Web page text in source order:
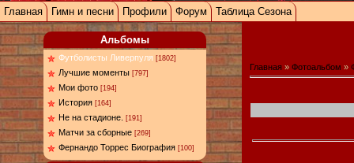
Главная Гимн и песни Профили Форум Таблица Сезона
Альбомы
Футболисты Ливерпуля [1802]
Лучшие моменты [797]
Мои фото [194]
История [164]
Не на стадионе. [191]
Матчи за сборные [269]
Фернандо Торрес Биография [100]
Главная » Фотоальбом »